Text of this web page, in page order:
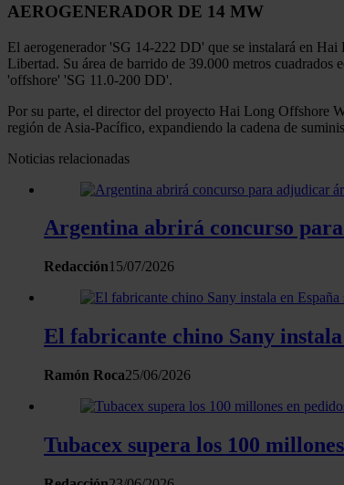
AEROGENERADOR DE 14 MW
El aerogenerador 'SG 14-222 DD' que se instalará en Hai
Libertad. Su área de barrido de 39.000 metros
'offshore' 'SG 11.0-200 DD'.
Por su parte, el director del proyecto Hai Long Offshore
región de Asia-Pacífico, expandiendo la cadena de
Noticias relacionadas
Argentina abrirá concurso
Redacción15/07/2026
El fabricante chino Sany
Ramón Roca25/06/2026
Tubacex supera los 100